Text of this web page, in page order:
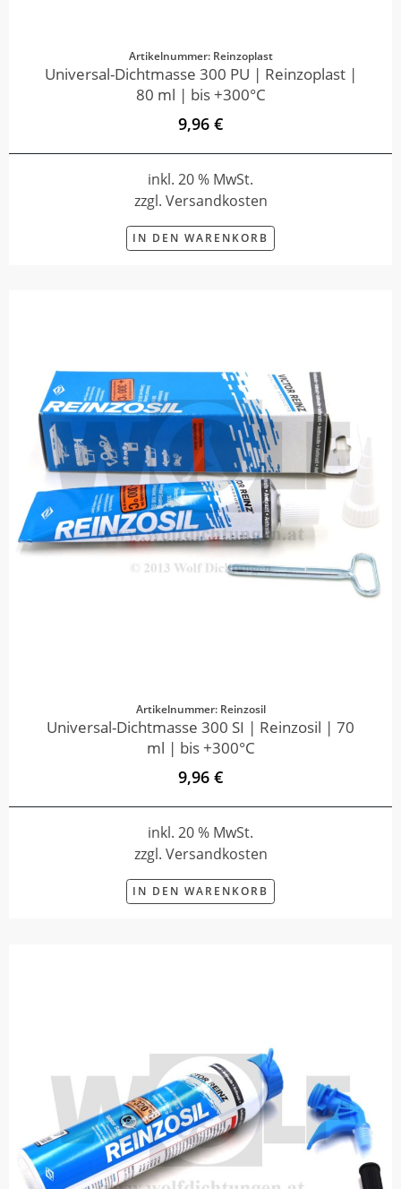
Artikelnummer: Reinzoplast
Universal-Dichtmasse 300 PU | Reinzoplast |
80 ml | bis +300°C
9,96 €
inkl. 20 % MwSt.
zzgl. Versandkosten
IN DEN WARENKORB
Artikelnummer: Reinzosil
Universal-Dichtmasse 300 SI | Reinzosil | 70
ml | bis +300°C
9,96 €
inkl. 20 % MwSt.
zzgl. Versandkosten
IN DEN WARENKORB